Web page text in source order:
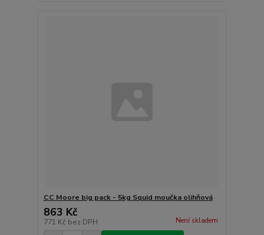
CC Moore big pack - 5kg Squid moučka olihňová
863 Kč
771 Kč bez DPH Není skladem